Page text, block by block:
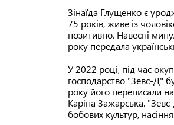
Зінаїда Глущенко є
75 років, живе із
позитивно. Навесні
року передала
У 2022 році, під час
господарство "Зевс-Д"
року його переписали
Каріна Зажарська.
бобових культур,